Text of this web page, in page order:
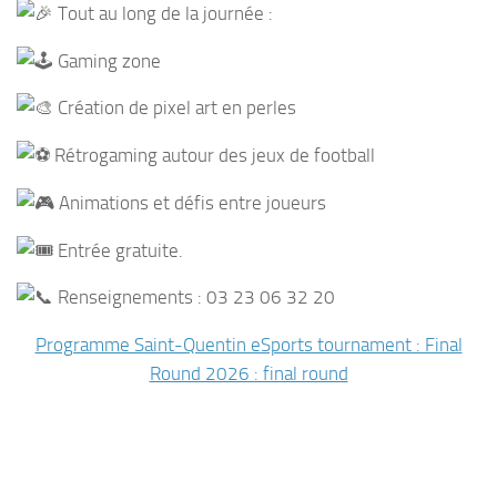
Tout au long de la journée :
Gaming zone
Création de pixel art en perles
Rétrogaming autour des jeux de football
Animations et défis entre joueurs
Entrée gratuite.
Renseignements : 03 23 06 32 20
Programme Saint-Quentin eSports tournament : Final
Round 2026 : final round